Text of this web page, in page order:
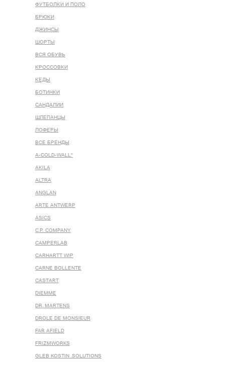
ФУТБОЛКИ И ПОЛО
БРЮКИ
ДЖИНСЫ
ШОРТЫ
ВСЯ ОБУВЬ
КРОССОВКИ
КЕДЫ
БОТИНКИ
САНДАЛИИ
ШЛЕПАНЦЫ
ЛОФЕРЫ
ВСЕ БРЕНДЫ
A-COLD-WALL*
AKILA
ALTRA
ANGLAN
ARTE ANTWERP
ASICS
C.P. COMPANY
CAMPERLAB
CARHARTT WIP
CARNE BOLLENTE
CASTART
DIEMME
DR. MARTENS
DROLE DE MONSIEUR
FAR AFIELD
FRIZMWORKS
GLEB KOSTIN .SOLUTIONS